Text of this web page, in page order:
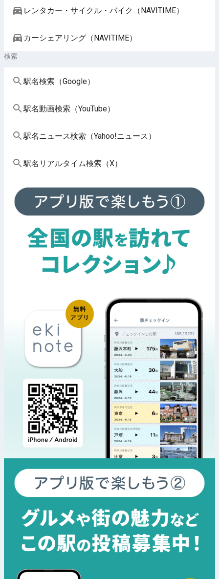
レンタカー・サイクル・バイク（NAVITIME）
カーシェアリング（NAVITIME）
検索
駅名検索（Google）
駅名動画検索（YouTube）
駅名ニュース検索（Yahoo!ニュース）
駅名リアルタイム検索（X）